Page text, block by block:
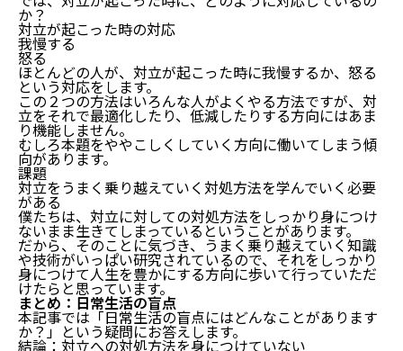
か？
対立が起こった時の対応
我慢する
怒る
ほとんどの人が、対立が起こった時に我慢するか、怒る
という対応をします。
この２つの方法はいろんな人がよくやる方法ですが、対
立をそれで最適化したり、低減したりする方向にはあま
り機能しません。
むしろ本題をややこしくしていく方向に働いてしまう傾
向があります。
課題
対立をうまく乗り越えていく対処方法を学んでいく必要
がある
僕たちは、対立に対しての対処方法をしっかり身につけ
ないまま生きてしまっているということがあります。
だから、そのことに気づき、うまく乗り越えていく知識
や技術がいっぱい研究されているので、それをしっかり
身につけて人生を豊かにする方向に歩いて行っていただ
けたらと思っています。
まとめ：日常生活の盲点
本記事では「日常生活の盲点にはどんなことがあります
か？」という疑問にお答えします。
結論：対立への対処方法を身につけていない